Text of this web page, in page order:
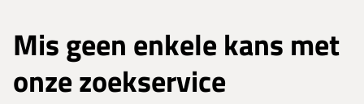
Mis geen enkele kans met
onze zoekservice